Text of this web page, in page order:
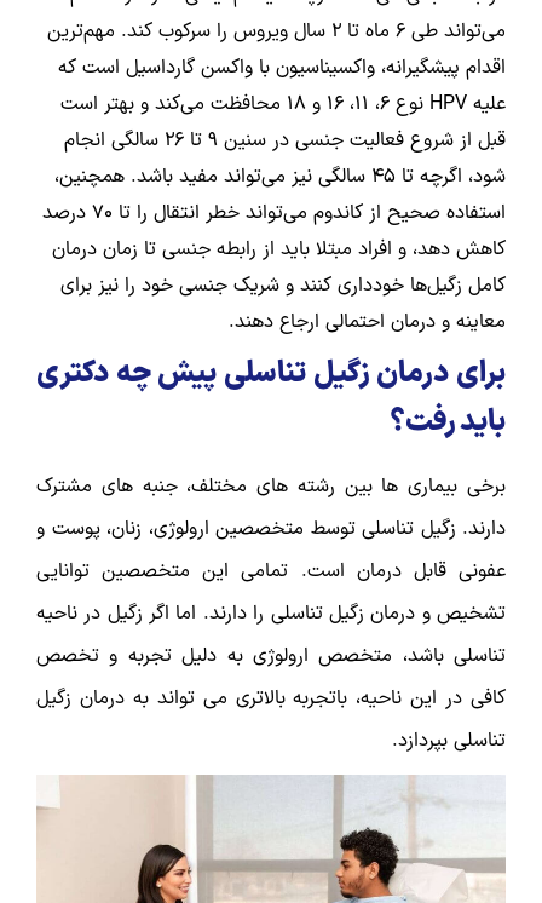
می‌تواند طی ۶ ماه تا ۲ سال ویروس را سرکوب کند. مهم‌ترین
اقدام پیشگیرانه، واکسیناسیون با واکسن گارداسیل است که
علیه HPV نوع ۶، ۱۱، ۱۶ و ۱۸ محافظت می‌کند و بهتر است
قبل از شروع فعالیت جنسی در سنین ۹ تا ۲۶ سالگی انجام
شود، اگرچه تا ۴۵ سالگی نیز می‌تواند مفید باشد. همچنین،
استفاده صحیح از کاندوم می‌تواند خطر انتقال را تا ۷۰ درصد
کاهش دهد، و افراد مبتلا باید از رابطه جنسی تا زمان درمان
کامل زگیل‌ها خودداری کنند و شریک جنسی خود را نیز برای
معاینه و درمان احتمالی ارجاع دهند.
برای درمان زگیل تناسلی پیش چه دکتری
باید رفت؟
برخی بیماری ها بین رشته های مختلف، جنبه های مشترک
دارند. زگیل تناسلی توسط متخصصین ارولوژی، زنان، پوست و
عفونی قابل درمان است. تمامی این متخصصین توانایی
تشخیص و درمان زگیل تناسلی را دارند. اما اگر زگیل در ناحیه
تناسلی باشد، متخصص ارولوژی به دلیل تجربه و تخصص
کافی در این ناحیه، باتجربه بالاتری می تواند به درمان زگیل
تناسلی بپردازد.